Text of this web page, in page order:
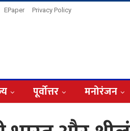
EPaper Privacy Policy
पूर्वोत्तर मनोरंजन